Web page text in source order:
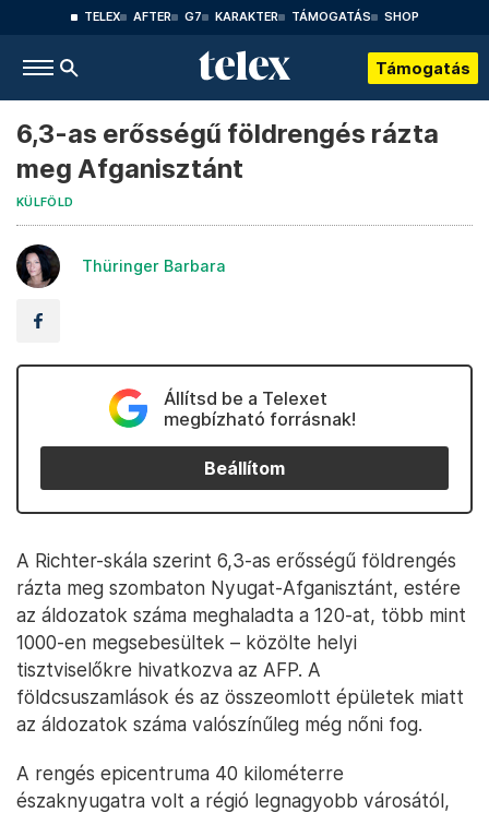
TELEX AFTER G7 KARAKTER TÁMOGATÁS SHOP
Támogatás
6,3-as erősségű földrengés rázta
meg Afganisztánt
KÜLFÖLD
Thüringer Barbara
Állítsd be a Telexet
megbízható forrásnak!
Beállítom
A Richter-skála szerint 6,3-as erősségű földrengés
rázta meg szombaton Nyugat-Afganisztánt, estére
az áldozatok száma meghaladta a 120-at, több mint
1000-en megsebesültek – közölte helyi
tisztviselőkre hivatkozva az AFP. A
földcsuszamlások és az összeomlott épületek miatt
az áldozatok száma valószínűleg még nőni fog.
A rengés epicentruma 40 kilométerre
északnyugatra volt a régió legnagyobb városától,